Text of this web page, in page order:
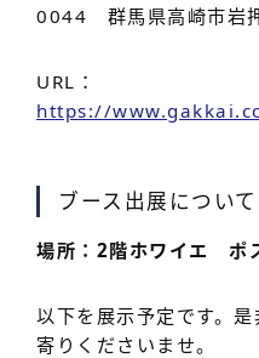
0044 群馬県高崎市岩
URL：
https://
ブース出展について
場所：2階ホワイエ
以下を展示予定です。
寄りくださいませ。